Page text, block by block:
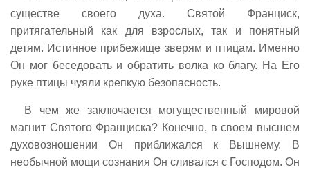
существе своего духа. Святой Франциск,
притягательный как для взрослых, так и понятный
детям. Истинное прибежище зверям и птицам. Именно
Он мог беседовать и обратить волка ко благу. На Его
руке птицы чуяли крепкую безопасность.
В чем же заключается могущественный мировой
магнит Святого Франциска? Конечно, в своем высшем
духовозношении Он приближался к Вышнему. В
необычной мощи сознания Он сливался с Господом. Он